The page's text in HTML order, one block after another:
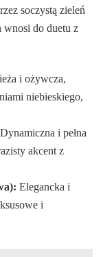
soczystą zieleń
wnosi do duetu z
i ożywcza,
niebieskiego,
Dynamiczna i pełna
akcent z
Elegancka i
i